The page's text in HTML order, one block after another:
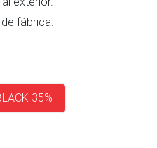
fábrica.
35%